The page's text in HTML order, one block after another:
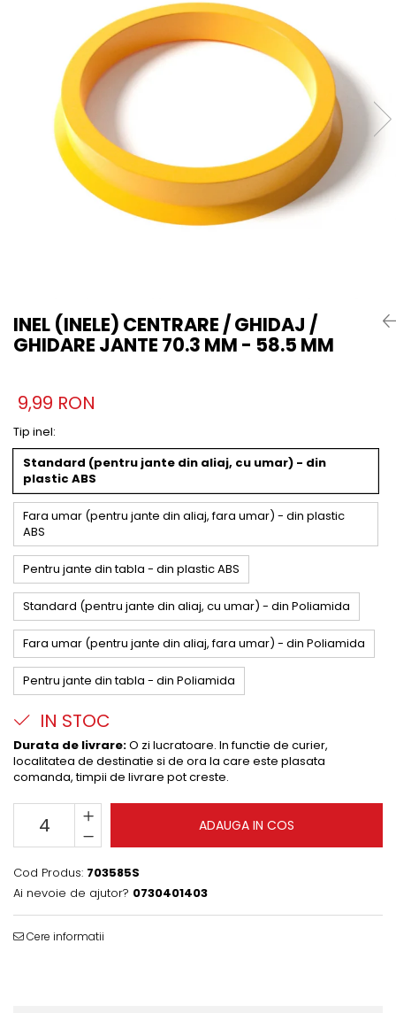
INEL (INELE) CENTRARE / GHIDAJ /
GHIDARE JANTE 70.3 MM - 58.5 MM
9,99 RON
Tip inel:
Standard (pentru jante din aliaj, cu umar) - din
plastic ABS
Fara umar (pentru jante din aliaj, fara umar) - din plastic
ABS
Pentru jante din tabla - din plastic ABS
Standard (pentru jante din aliaj, cu umar) - din Poliamida
Fara umar (pentru jante din aliaj, fara umar) - din Poliamida
Pentru jante din tabla - din Poliamida
IN STOC
Durata de livrare:O zi lucratoare. In functie de curier,
localitatea de destinatie si de ora la care este plasata
comanda, timpii de livrare pot creste.
ADAUGA IN COS
Cod Produs: 703585S
Ai nevoie de ajutor? 0730401403
Cere informatii